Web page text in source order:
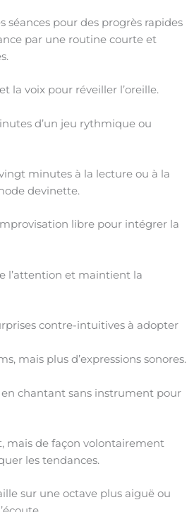
pour des progrès rapides
par une routine courte et
la voix pour réveiller l’oreille.
d’un jeu rythmique ou
minutes à la lecture ou à la
devinette.
libre pour intégrer la
l’attention et maintient la
contre-intuitives à adopter
mais plus d’expressions sonores.
en chantant sans instrument pour
mais de façon volontairement
les tendances.
sur une octave plus aiguë ou